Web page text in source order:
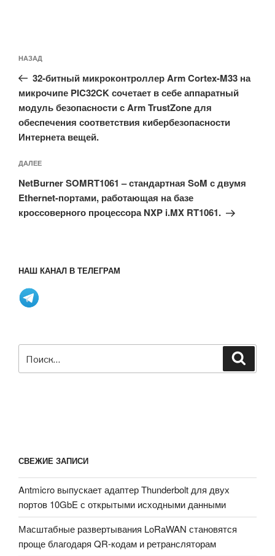
по
записям
Предыдущая
запись:
НАЗАД
32-битный микроконтроллер Arm Cortex-M33 на
микрочипе PIC32CK сочетает в себе аппаратный
модуль безопасности с Arm TrustZone для
обеспечения соответствия кибербезопасности
Интернета вещей.
Следующая
запись
ДАЛЕЕ
NetBurner SOMRT1061 – стандартная SoM с двумя
Ethernet-портами, работающая на базе
кроссоверного процессора NXP i.MX RT1061.
НАШ КАНАЛ В ТЕЛЕГРАМ
СВЕЖИЕ ЗАПИСИ
Antmicro выпускает адаптер Thunderbolt для двух
портов 10GbE с открытыми исходными данными
Масштабные развертывания LoRaWAN становятся
проще благодаря QR-кодам и ретрансляторам